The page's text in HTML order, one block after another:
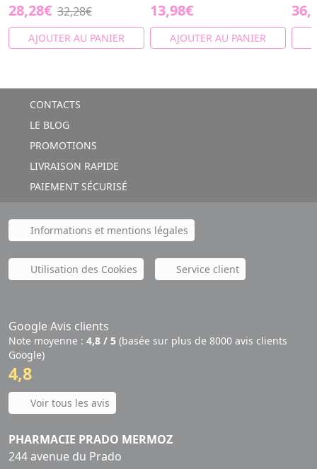
28,28€ 32,28€
AJOUTER AU PANIER
13,98€
AJOUTER AU PANIER
CONTACTS
LE BLOG
PROMOTIONS
LIVRAISON RAPIDE
PAIEMENT SÉCURISÉ
Informations et mentions légales
Utilisation des Cookies Service client
Google Avis clients
Note moyenne : 4,8 / 5 (basée sur plus de 8000 avis clients
Google)
4,8
Voir tous les avis
PHARMACIE PRADO MERMOZ
244 avenue du Prado